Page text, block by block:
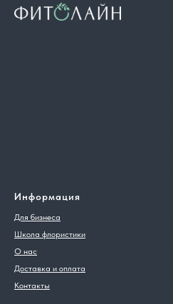
Информация
Для бизнеса
Школа флористики
О нас
Доставка и оплата
Контакты